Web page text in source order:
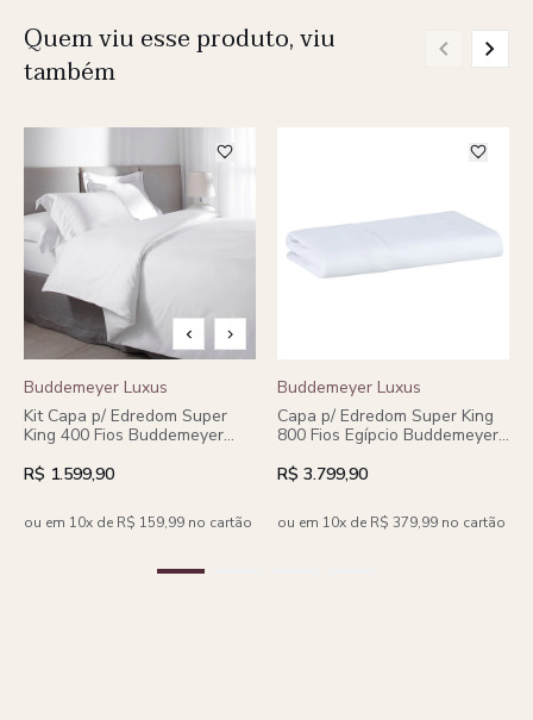
Quem viu esse produto, viu
também
Buddemeyer Luxus
Kit Capa p/ Edredom Super
King 400 Fios Buddemeyer
Algodão Penteado 3 peças
R$ 1.599,90
ou em 10x de R$ 159,99 no cartão
Buddemeyer Luxus
Capa p/ Edredom Super King
800 Fios Egípcio Buddemeyer
Penteado
R$ 3.799,90
ou em 10x de R$ 379,99 no cartão